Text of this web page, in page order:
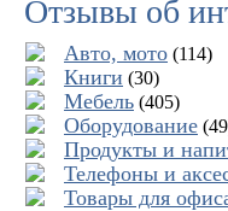
Отзывы об
Авто, мото (114)
Книги (30)
Мебель (405)
Оборудование
Продукты и
Телефоны и
Товары для